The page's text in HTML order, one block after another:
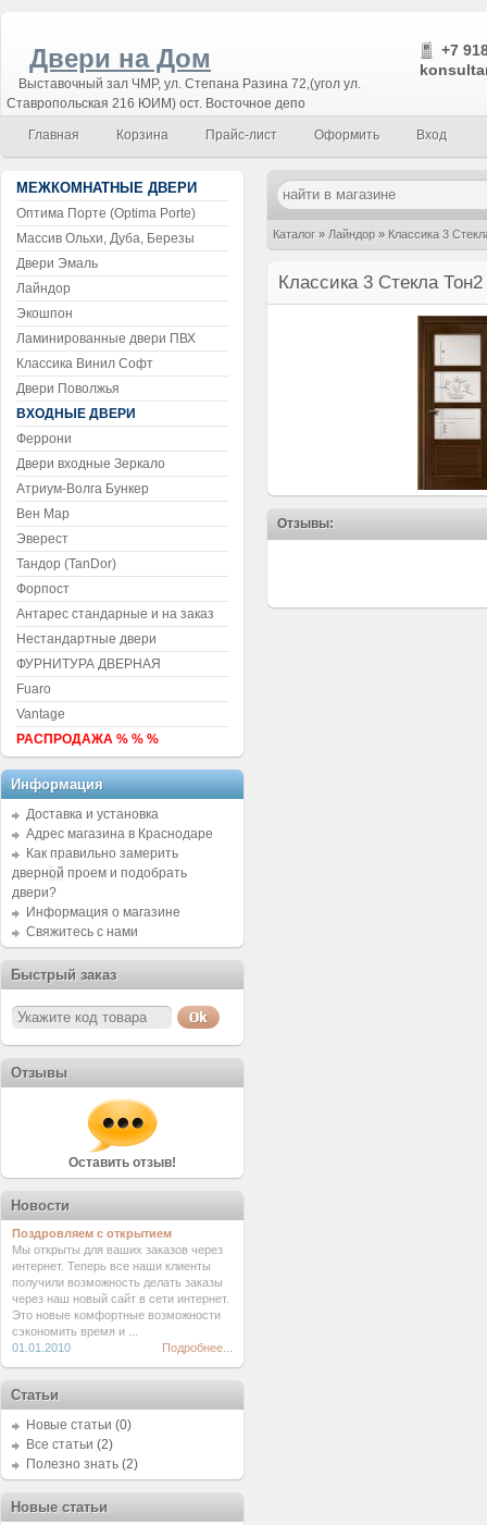
Двери на Дом
Выставочный зал ЧМР, ул. Степана Разина 72,(угол ул.
Ставропольская 216 ЮИМ) ост. Восточное депо
+7
Главная Корзина Прайс-лист Оформить Вход
Каталог » Лайндор » Классика 3
Классика 3 Стекла Тон2
Отзывы:
МЕЖКОМНАТНЫЕ ДВЕРИ
Оптима Порте (Optima Porte)
Массив Ольхи, Дуба, Березы
Двери Эмаль
Лайндор
Экошпон
Ламинированные двери ПВХ
Классика Винил Софт
Двери Поволжья
ВХОДНЫЕ ДВЕРИ
Феррони
Двери входные Зеркало
Атриум-Волга Бункер
Вен Мар
Эверест
Тандор (TanDor)
Форпост
Антарес стандарные и на заказ
Нестандартные двери
ФУРНИТУРА ДВЕРНАЯ
Fuaro
Vantage
РАСПРОДАЖА % % %
Информация
Доставка и установка
Адрес магазина в Краснодаре
Как правильно замерить
дверной проем и подобрать
двери?
Информация о магазине
Свяжитесь с нами
Быстрый заказ
Отзывы
Оставить отзыв!
Новости
Поздровляем с открытием
Мы открыты для ваших заказов через
интернет. Теперь все наши клиенты
получили возможность делать заказы
через наш новый сайт в сети интернет.
Это новые комфортные возможности
сэкономить время и ...
01.01.2010
Подробнее...
Статьи
Новые статьи (0)
Все статьи (2)
Полезно знать (2)
Новые статьи